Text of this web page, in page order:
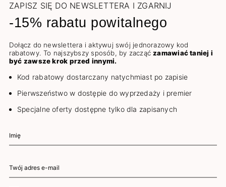
ZAPISZ SIĘ DO NEWSLETTERA I ZGARNIJ
-15% rabatu powitalnego
Dołącz do newslettera i aktywuj swój jednorazowy kod
rabatowy. To najszybszy sposób, by zacząćzamawiać taniej i
być zawsze krok przed innymi.
Kod rabatowy dostarczany natychmiast po zapisie
Pierwszeństwo w dostępie do wyprzedaży i premier
Specjalne oferty dostępne tylko dla zapisanych